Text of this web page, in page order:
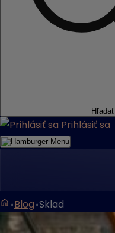
Hľadať
Prihlásiť sa
Menu
Blog Sklad